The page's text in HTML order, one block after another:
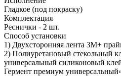
Гладкое (под покраску)
Комплектация
Реснички - 2 шт.
Способ установки
1) Двухсторонняя лента 3М+
2) Полиуретановый стекольный
универсальный силиконовый
Гермент премиум